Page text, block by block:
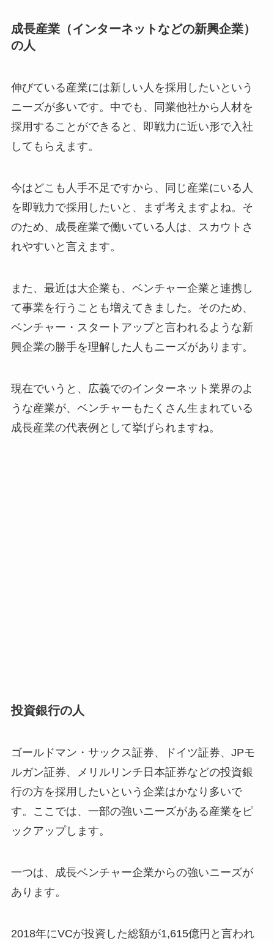
成長産業（インターネットなどの新興企業）
の人
伸びている産業には新しい人を採用したいという
ニーズが多いです。中でも、同業他社から人材を
採用することができると、即戦力に近い形で入社
してもらえます。
今はどこも人手不足ですから、同じ産業にいる人
を即戦力で採用したいと、まず考えますよね。そ
のため、成長産業で働いている人は、スカウトさ
れやすいと言えます。
また、最近は大企業も、ベンチャー企業と連携し
て事業を行うことも増えてきました。そのため、
ベンチャー・スタートアップと言われるような新
興企業の勝手を理解した人もニーズがあります。
現在でいうと、広義でのインターネット業界のよ
うな産業が、ベンチャーもたくさん生まれている
成長産業の代表例として挙げられますね。
投資銀行の人
ゴールドマン・サックス証券、ドイツ証券、JPモ
ルガン証券、メリルリンチ日本証券などの投資銀
行の方を採用したいという企業はかなり多いで
す。ここでは、一部の強いニーズがある産業をピ
ックアップします。
一つは、成長ベンチャー企業からの強いニーズが
あります。
2018年にVCが投資した総額が1,615億円と言われ